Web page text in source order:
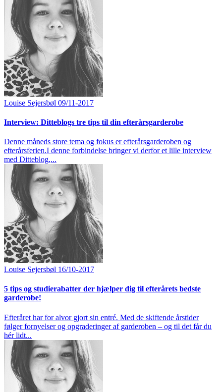
Louise Sejersbøl 09/11-2017
Interview: Ditteblogs tre tips til din efterårsgarderobe
Denne måneds store tema og fokus er efterårsgarderoben og
efterårsferien.I denne forbindelse bringer vi derfor et lille interview
med Ditteblog,...
Louise Sejersbøl 16/10-2017
5 tips og studierabatter der hjælper dig til efterårets bedste
garderobe!
Efteråret har for alvor gjort sin entré. Med de skiftende årstider
følger fornyelser og opgraderinger af garderoben – og til det får du
hér lidt...